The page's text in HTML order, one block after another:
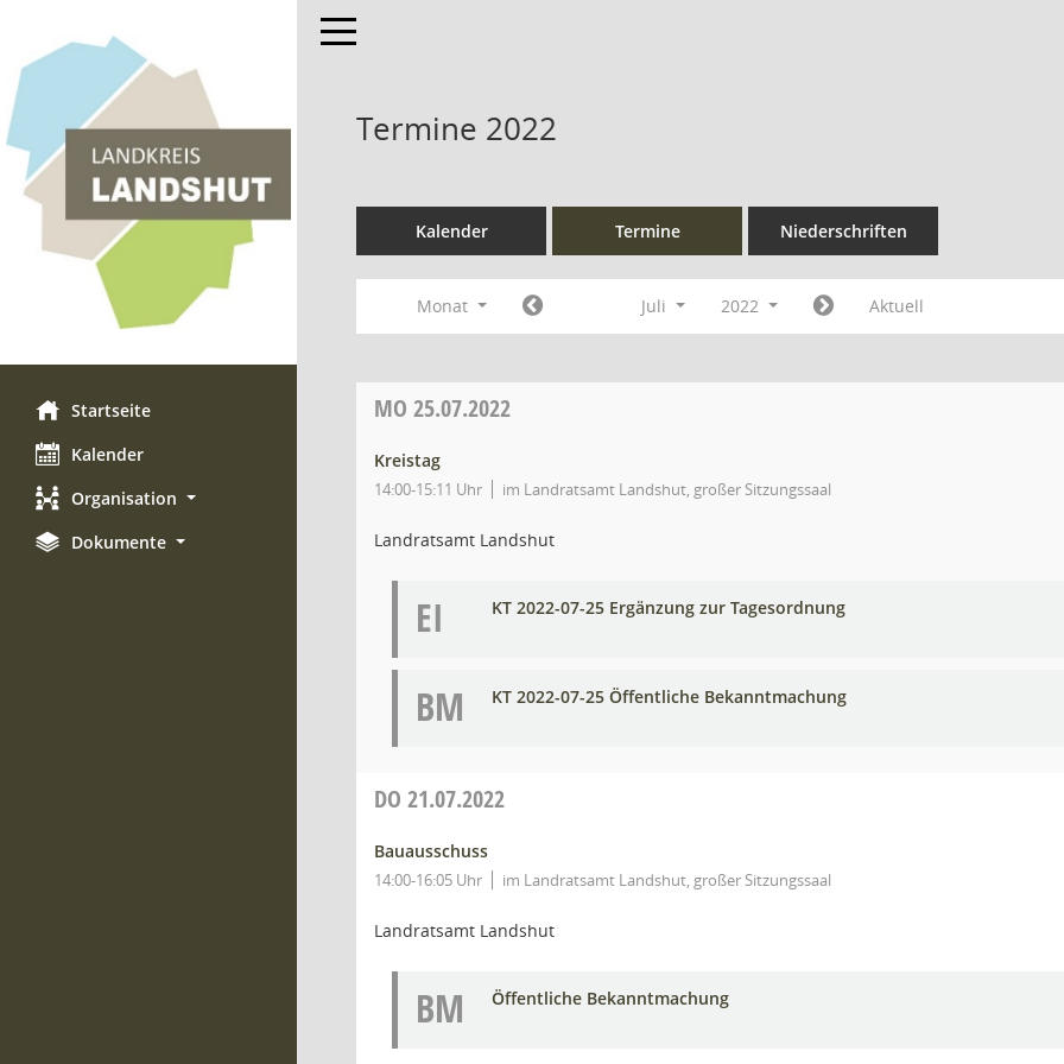
Startseite
Kalender
Organisation
Dokumente
Toggle navigation
Termine 2022
Kalender Termine Niederschriften
Monat Juli 2022 Aktuell
MO 25.07.2022
Kreistag
14:00-15:11 Uhr im Landratsamt Landshut, großer Sitzungssaal
Landratsamt Landshut
EI KT 2022-07-25 Ergänzung zur Tagesordnung
BM KT 2022-07-25 Öffentliche Bekanntmachung
DO 21.07.2022
Bauausschuss
14:00-16:05 Uhr im Landratsamt Landshut, großer Sitzungssaal
Landratsamt Landshut
BM Öffentliche Bekanntmachung